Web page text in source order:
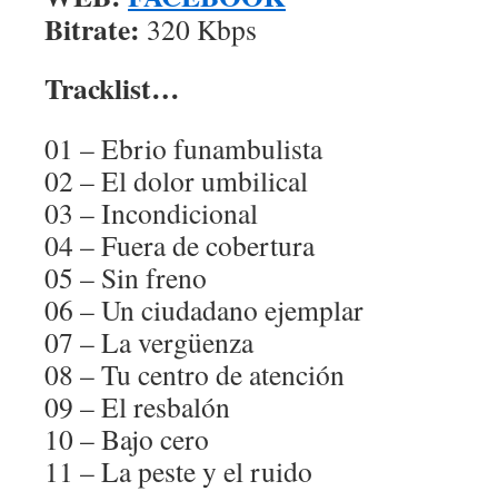
Bitrate: 320 Kbps
Tracklist…
01 – Ebrio funambulista
02 – El dolor umbilical
03 – Incondicional
04 – Fuera de cobertura
05 – Sin freno
06 – Un ciudadano ejemplar
07 – La vergüenza
08 – Tu centro de atención
09 – El resbalón
10 – Bajo cero
11 – La peste y el ruido